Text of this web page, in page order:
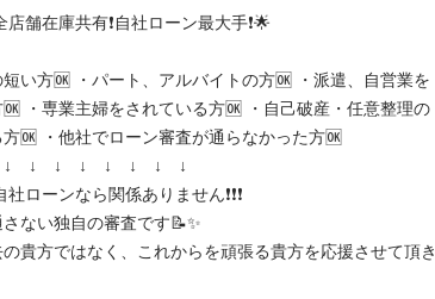
舗在庫共有❗️自社ローン最大手❗️🌟
短い方🆗 ・パート、アルバイトの方🆗 ・派遣、自営業を
・専業主婦をされている方🆗 ・自己破産・任意整理の
🆗 ・他社でローン審査が通らなかった方🆗
　↓　↓　↓　↓　↓　↓　↓
ない独自の審査です📝✨
貴方ではなく、これからを頑張る貴方を応援させて頂き